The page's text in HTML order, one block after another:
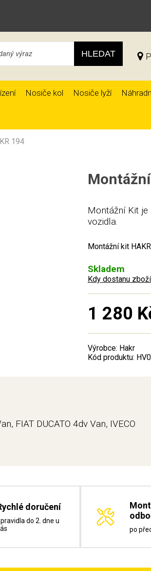
HLEDAT
Nosiče kol Nosiče lyží
194
Montážní Kit
vozidla.
Montážní kit
Skladem
Kdy dostanu
1 280
Výrobce: Hakr
Kód produktu:
FIAT DUCATO 4dv Van, IVECO
doručení
do 2. dne u
po